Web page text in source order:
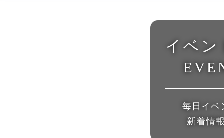
イベン
毎日イベ
新着情